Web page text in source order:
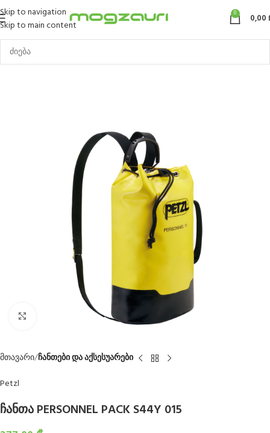
Skip to navigation
Skip to main content
0 0,00
მთავარი ჩანთები და აქსესუარები
Petzl
ჩანთა PERSONNEL PACK S44Y 015